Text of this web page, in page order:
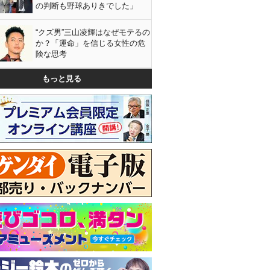
の判断も野球ありきでした」
“クズ男”三山凌輝はなぜモテるの
か？「運命」を信じる女性の危
険な思考
もっと見る